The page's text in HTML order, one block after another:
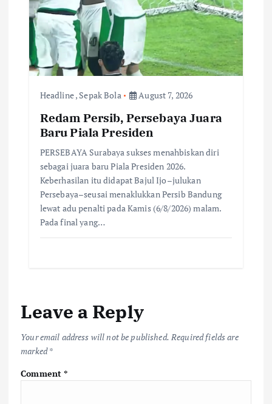
Headline, Sepak Bola August 7, 2026
Redam Persib, Persebaya Juara
Baru Piala Presiden
PERSEBAYA Surabaya sukses menahbiskan diri
sebagai juara baru Piala Presiden 2026.
Keberhasilan itu didapat Bajul Ijo–julukan
Persebaya–seusai menaklukkan Persib Bandung
lewat adu penalti pada Kamis (6/8/2026) malam.
Pada final yang…
Leave a Reply
Your email address will not be published. Required fields are
marked*
Comment*